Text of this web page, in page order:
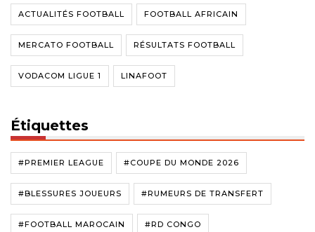
ACTUALITÉS FOOTBALL FOOTBALL AFRICAIN
MERCATO FOOTBALL RÉSULTATS FOOTBALL
VODACOM LIGUE 1 LINAFOOT
Étiquettes
#PREMIER LEAGUE #COUPE DU MONDE 2026
#BLESSURES JOUEURS #RUMEURS DE TRANSFERT
#FOOTBALL MAROCAIN #RD CONGO